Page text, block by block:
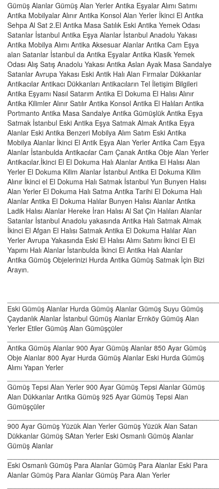
Gümüş Alanlar Gümüş Alan Yerler Antika Eşyalar Alımı Satımı
Antika Mobilyalar Alınır Antika Konsol Alan Yerler İkinci El Antika
Sehpa Al Sat 2.El Antika Masa Satılık Eski Antika Yemek Odası
Satanlar İstanbul Antika Eşya Alanlar İstanbul Anadolu Yakası
Antika Mobilya Alımı Antika Aksesuar Alanlar Antika Cam Eşya
alan Satanlar İstanbul da Antika Eşyalar Antika Klasik Yemek
Odası Alış Satış Anadolu Yakası Antika Aslan Ayak Masa Sandalye
Satanlar Avrupa Yakası Eski Antik Halı Alan Firmalar Dükkanlar
Antikacılar Antikacı Dükkanları Antikacıların Tel İletişim Bilgileri
Antika Eşyamı Nasıl Satarım Antika El Dokuma El Halısı Alınır
Antika Kilimler Alınır Satılır Antika Konsol Antika El Halıları Antika
Portmanto Antika Masa Sandalye Antika Gümüşlük Antika Eşya
Satmak İstanbul Eski Antika Eşya Satmak Almak Antika Eşya
Alanlar Eski Antika Benzeri Mobilya Alım Satım Eski Antika
Mobilya Alanlar İkinci El Antik Eşya Alan Yerler Antika Cam Eşya
Alanlar İstanbulda Antikacılar Cam Çanak Antika Obje Alan Yerler
Antikacılar.İkinci El El Dokuma Halı Alanlar Antika El Halısı Alan
Yerler El Dokuma Kilim Alanlar İstanbul Antika El Dokuma Kilim
Alınır İkinci el El Dokuma Halı Satmak İstanbul Yun Bunyen Halısı
Alan Yerler El Dokuma Halı Satma Antika Tarihi El Dokuma Halı
Alanlar Antika El Dokuma Halılar Bunyen Halısı Alanlar Antika
Ladik Halısı Alanlar Hereke İran Halısı Al Sat Çin Halıları Alanlar
Satanlar İstanbul Anadolu yakasında Antika Halı Satmak Almak
İkinci El Afgan El Halısı Satmak Antika El Dokuma Halılar Alan
Yerler Avrupa Yakasında Eski El Halısı Alımı Satımı İkinci El El
Yapımı Halı Alanlar İstanbulda İkinci El Antika Halı Alanlar
Antika Gümüş Objelerinizi Hurda Antika Gümüş Satmak İçin Bizi
Arayın.
Eski Gümüş Alanlar Hurda Gümüş Alanlar Gümüş Suyu Gümüş
Çaydanlık Alanlar İstanbul Gümüş Alanlar Ernköy Gümüş Alan
Yerler Etiler Gümüş Alan Gümüşçüler
Antika Gümüş Alanlar 900 Ayar Gümüş Alanlar 850 Ayar Gümüş
Obje Alanlar 800 Ayar Hurda Gümüş Alanlar Eski Hurda Gümüş
Alımı Yapan Yerler
Gümüş Tepsi Alan Yerler 900 Ayar Gümüş Tepsi Alanlar Gümüş
Alan Dükkanlar Antika Gümüş 925 Ayar Gümüş Tepsi Alan
Gümüşçüler
900 Ayar Gümüş Yüzük Alan Yerler Gümüş Yüzük Alan Satan
Dükkanlar Gümüş SAtan Yerler Eski Osmanlı Gümüş Alanlar
Gümüş Alanlar
Eski Osmanlı Gümüş Para Alanlar Gümüş Para Alanlar Eski Para
Alanlar Gümüş Para Alanlar Gümüş Para Alan Yerler